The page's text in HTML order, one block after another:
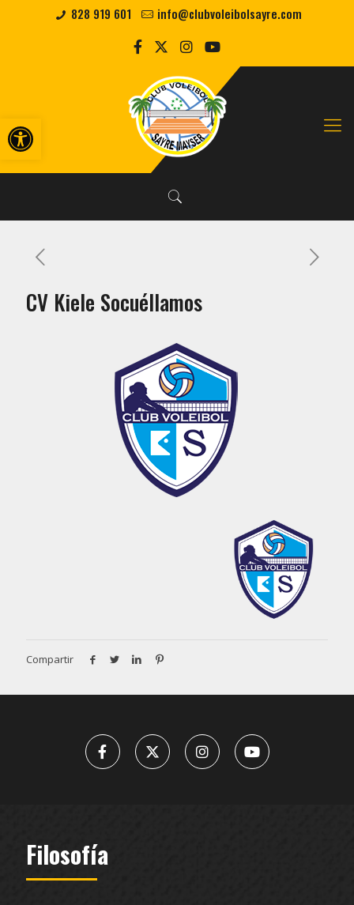
Abrir barra de herramientas
828 919 601 info@clubvoleibolsayre.com
CV Kiele Socuéllamos
Compartir
Filosofía